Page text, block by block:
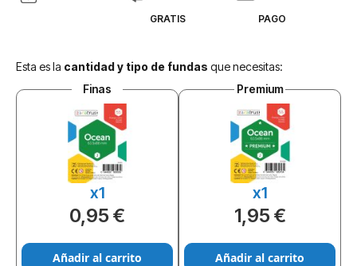
GRATIS PAGO
Esta es la cantidad y tipo de fundas que necesitas:
Finas
x1
0,95 €
Añadir al carrito
Premium
x1
1,95 €
Añadir al carrito